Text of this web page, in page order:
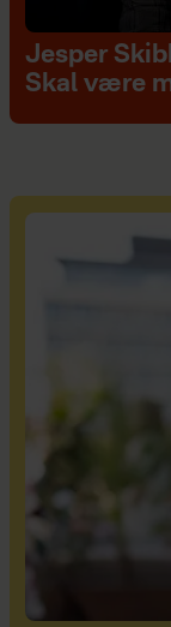
Jesper
Skal være